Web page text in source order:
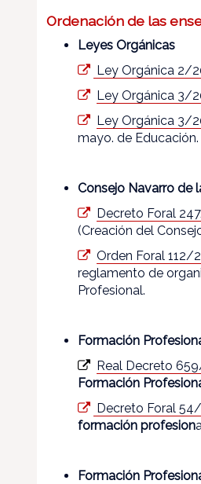
Ordenación de las
Leyes Orgánicas
Ley Orgánica 2/
Ley Orgánica 3/
Ley Orgánica 3/
mayo. de Educación.
Consejo Navarro de
Decreto Foral
(Creación del
Orden Foral 112/
reglamento de
Profesional.
Formación
Real Decreto
Formación
Decreto Foral
formación profesion
Formación